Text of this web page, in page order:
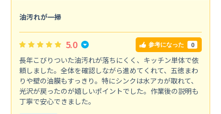
油汚れが一掃
5.0 参考になった 0
長年こびりついた油汚れが落ちにくく、キッチン単体で依
頼しました。全体を確認しながら進めてくれて、五徳まわ
りや壁の油膜もすっきり。特にシンクは水アカが取れて、
光沢が戻ったのが嬉しいポイントでした。作業後の説明も
丁寧で安心できました。